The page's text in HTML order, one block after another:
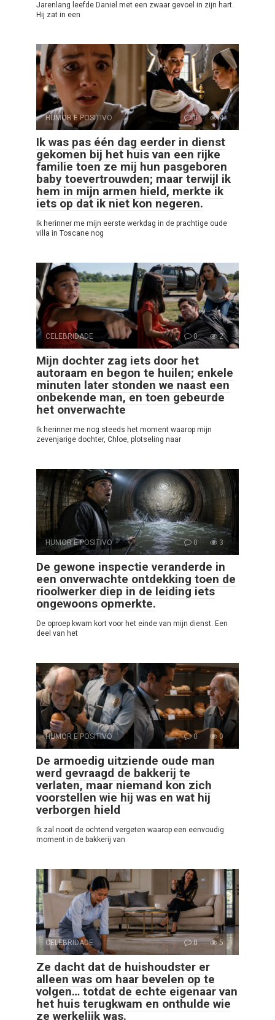
Jarenlang leefde Daniel met een zwaar gevoel in zijn hart.
Hij zat in een
HUMOR E POSITIVO 0 4
Ik was pas één dag eerder in dienst
gekomen bij het huis van een rijke
familie toen ze mij hun pasgeboren
baby toevertrouwden; maar terwijl ik
hem in mijn armen hield, merkte ik
iets op dat ik niet kon negeren.
Ik herinner me mijn eerste werkdag in de prachtige oude
villa in Toscane nog
CELEBRIDADE 0 2
Mijn dochter zag iets door het
autoraam en begon te huilen; enkele
minuten later stonden we naast een
onbekende man, en toen gebeurde
het onverwachte
Ik herinner me nog steeds het moment waarop mijn
zevenjarige dochter, Chloe, plotseling naar
HUMOR E POSITIVO 0 3
De gewone inspectie veranderde in
een onverwachte ontdekking toen de
rioolwerker diep in de leiding iets
ongewoons opmerkte.
De oproep kwam kort voor het einde van mijn dienst. Een
deel van het
HUMOR E POSITIVO 0 0
De armoedig uitziende oude man
werd gevraagd de bakkerij te
verlaten, maar niemand kon zich
voorstellen wie hij was en wat hij
verborgen hield
Ik zal nooit de ochtend vergeten waarop een eenvoudig
moment in de bakkerij van
CELEBRIDADE 0 5
Ze dacht dat de huishoudster er
alleen was om haar bevelen op te
volgen… totdat de echte eigenaar van
het huis terugkwam en onthulde wie
ze werkelijk was.